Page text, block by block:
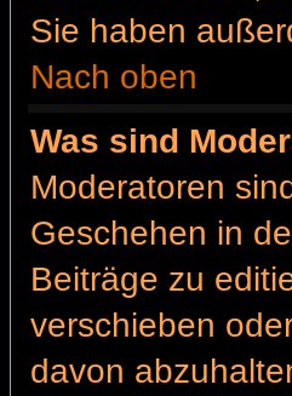
Sie haben
Nach oben
Was sind
Moderatoren
Geschehen in
Beiträge zu
verschieben
davon